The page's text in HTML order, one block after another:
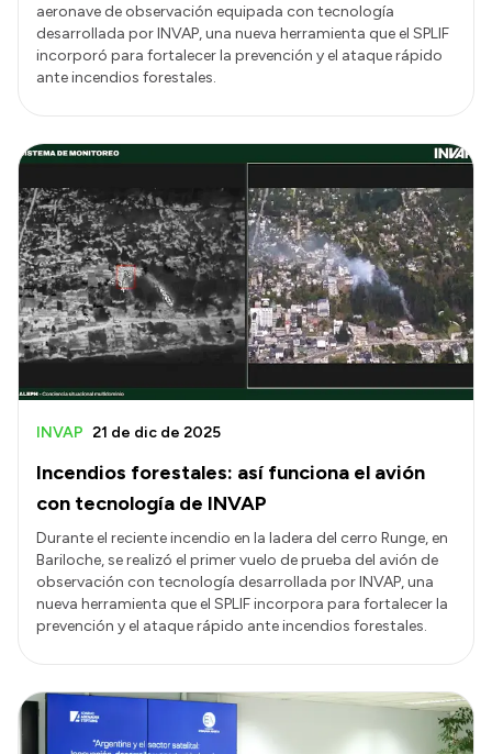
aeronave de observación equipada con tecnología
desarrollada por INVAP, una nueva herramienta que el SPLIF
incorporó para fortalecer la prevención y el ataque rápido
ante incendios forestales.
Incendios forestales: así funciona el avión
con tecnología de INVAP
INVAP 21 de dic de 2025
Durante el reciente incendio en la ladera del cerro Runge, en
Bariloche, se realizó el primer vuelo de prueba del avión de
observación con tecnología desarrollada por INVAP, una
nueva herramienta que el SPLIF incorpora para fortalecer la
prevención y el ataque rápido ante incendios forestales.